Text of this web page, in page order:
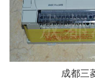
成都三